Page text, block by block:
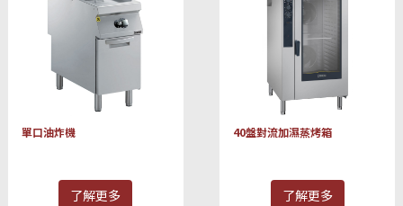
單口油炸機
了解更多
40盤對流加濕蒸烤箱
了解更多